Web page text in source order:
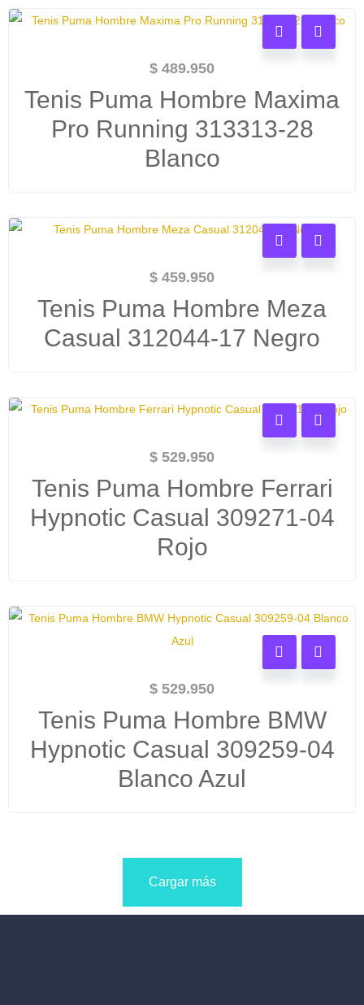
$ 489.950
Tenis Puma Hombre Maxima
Pro Running 313313-28
Blanco
$ 459.950
Tenis Puma Hombre Meza
Casual 312044-17 Negro
$ 529.950
Tenis Puma Hombre Ferrari
Hypnotic Casual 309271-04
Rojo
$ 529.950
Tenis Puma Hombre BMW
Hypnotic Casual 309259-04
Blanco Azul
Cargar más